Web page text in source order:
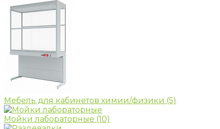
Мебель для кабинетов химии/физики (5)
Мойки лабораторные (10)